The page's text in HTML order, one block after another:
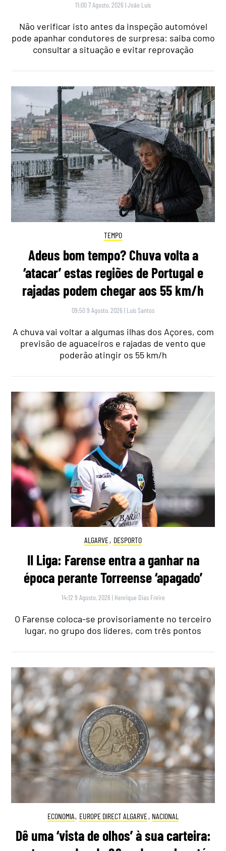
11:00 7 Agosto, 2026 |João Luís
Não verificar isto antes da inspeção automóvel
pode apanhar condutores de surpresa: saiba como
consultar a situação e evitar reprovação
TEMPO
Adeus bom tempo? Chuva volta a
‘atacar’ estas regiões de Portugal e
rajadas podem chegar aos 55 km/h
09:50 9 Agosto, 2026 | Luís Santos
A chuva vai voltar a algumas ilhas dos Açores, com
previsão de aguaceiros e rajadas de vento que
poderão atingir os 55 km/h
ALGARVE, DESPORTO
II Liga: Farense entra a ganhar na
época perante Torreense ‘apagado’
14:12 9 Agosto, 2026 | Henrique Dias Freire
O Farense coloca-se provisoriamente no terceiro
lugar, no grupo dos líderes, com três pontos
ECONOMIA, EUROPE DIRECT ALGARVE, NACIONAL
Dê uma ‘vista de olhos’ à sua carteira: